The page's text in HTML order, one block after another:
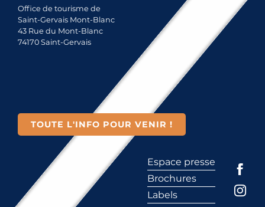
Office de tourisme de
Saint-Gervais Mont-Blanc
43 Rue du Mont-Blanc
74170 Saint-Gervais
TOUTE L'INFO POUR VENIR !
Espace presse
Brochures
Labels